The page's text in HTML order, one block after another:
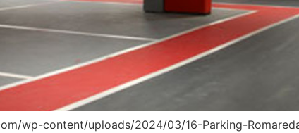
wp-content/uploads/2024/03/16-Parking-